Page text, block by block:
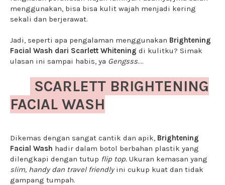
menggunakan, bisa bisa kulit wajah menjadi kering
sekali dan berjerawat.
Jadi, seperti apa pengalaman menggunakan Brightening
Facial Wash dari Scarlett Whitening di kulitku? Simak
ulasan ini sampai habis, ya Gengsss....
SCARLETT BRIGHTENING
FACIAL WASH
Dikemas dengan sangat cantik dan apik, Brightening
Facial Wash hadir dalam botol berbahan plastik yang
dilengkapi dengan tutup flip top. Ukuran kemasan yang
slim, handy dan travel friendlyini cukup kuat dan tidak
gampang tumpah.